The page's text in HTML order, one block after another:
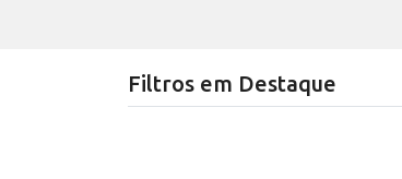
Filtros em Destaque